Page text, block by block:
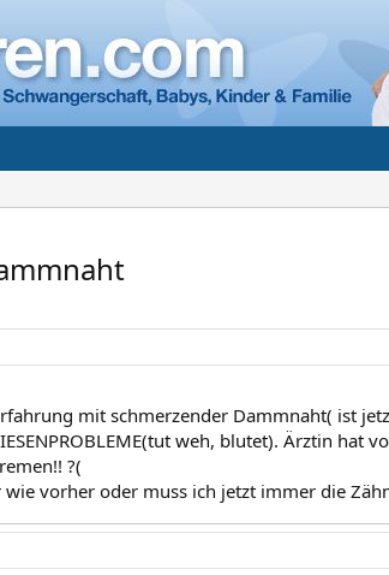
mit schmerzender Dammnaht( ist
weh, blutet). Ärztin
?(
vorher oder muss ich jetzt immer die